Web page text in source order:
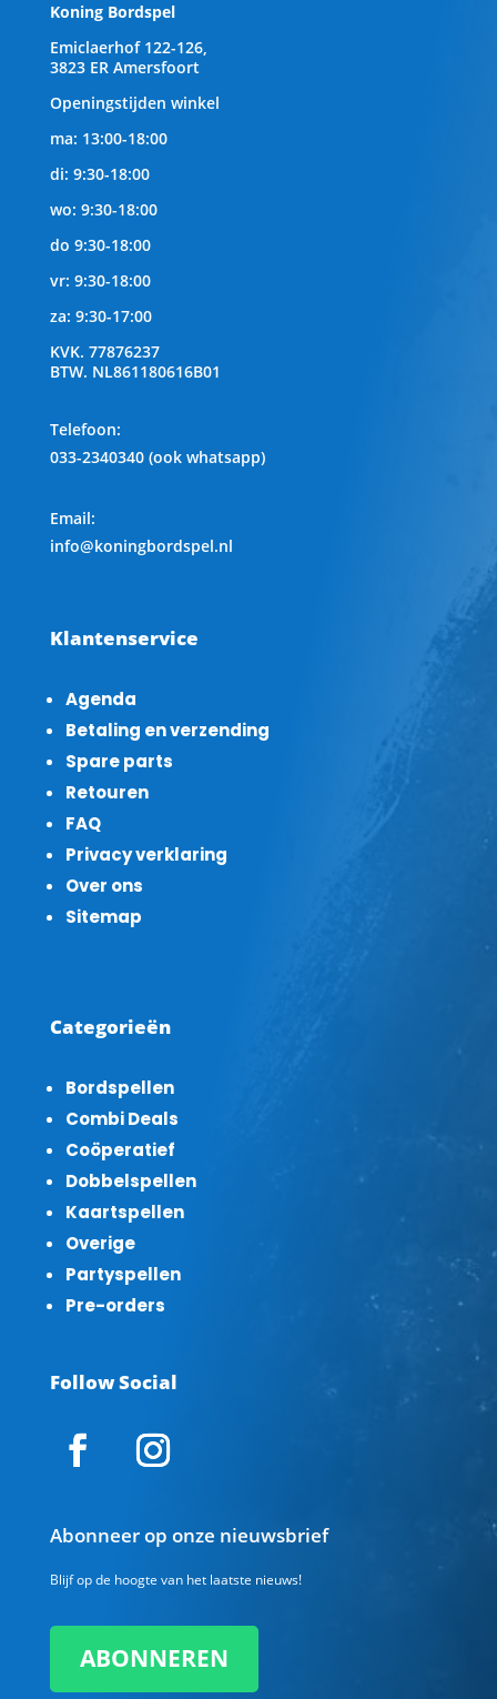
Koning Bordspel
Emiclaerhof 122-126,
3823 ER Amersfoort
Openingstijden winkel
ma: 13:00-18:00
di: 9:30-18:00
wo: 9:30-18:00
do 9:30-18:00
vr: 9:30-18:00
za: 9:30-17:00
KVK. 77876237
BTW. NL861180616B01
Telefoon:
033-2340340 (ook whatsapp)
Email:
info@koningbordspel.nl
Klantenservice
Agenda
Betaling en verzending
Spare parts
Retouren
FAQ
Privacy verklaring
Over ons
Sitemap
Categorieën
Bordspellen
Combi Deals
Coöperatief
Dobbelspellen
Kaartspellen
Overige
Partyspellen
Pre-orders
Follow Social
Abonneer op onze nieuwsbrief
Blijf op de hoogte van het laatste nieuws!
ABONNEREN